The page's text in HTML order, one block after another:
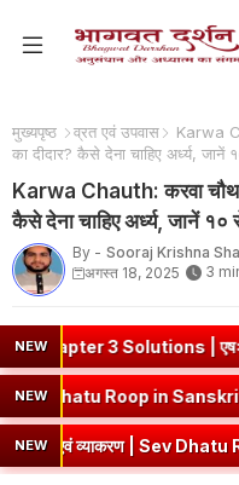
मुख्यपृष्ठ व्रत एवं उपवास
Karwa
का दीदार? कैसे देना चाहिए अर्ध्य, जानें
Karwa Chauth: करवा चौथ
कैसे देना चाहिए अर्ध्य, जानें
By - Sooraj Krishna
अगस्त 18, 2025
3
NEW
Solutions | एषः कः ? एषा का
NEWएवं व्याकरण | Kri Dhatu
NEW
व्याकरण | Sev Dhatu Roop in